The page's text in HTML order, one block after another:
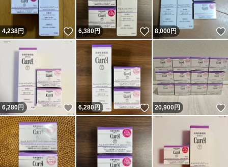
4,238円 いいね！
6,380円 いいね！
8,000円
6,280円 いいね！
6,280 円 いいね！
20,900円